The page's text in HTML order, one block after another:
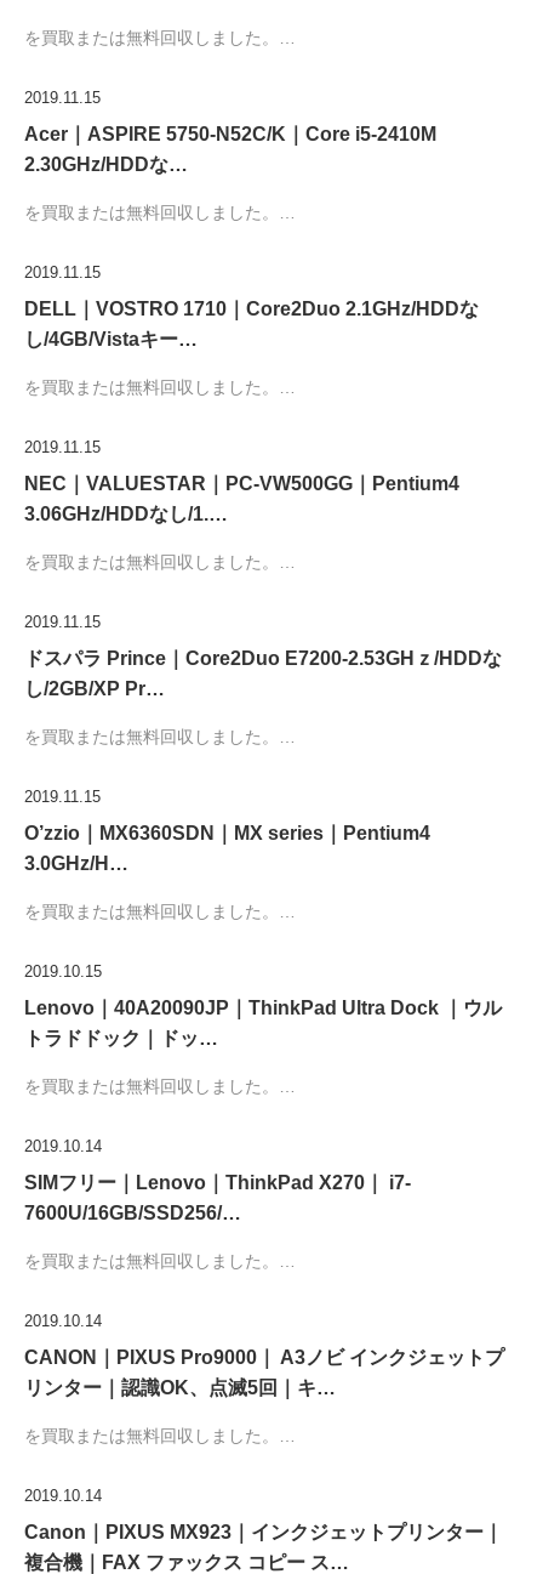
を買取または無料回収しました。…
2019.11.15
Acer｜ASPIRE 5750-N52C/K｜Core i5-2410M
2.30GHz/HDDな…
を買取または無料回収しました。…
2019.11.15
DELL｜VOSTRO 1710｜Core2Duo 2.1GHz/HDDな
し/4GB/Vistaキー…
を買取または無料回収しました。…
2019.11.15
NEC｜VALUESTAR｜PC-VW500GG｜Pentium4
3.06GHz/HDDなし/1.…
を買取または無料回収しました。…
2019.11.15
ドスパラ Prince｜Core2Duo E7200-2.53GHｚ/HDDな
し/2GB/XP Pr…
を買取または無料回収しました。…
2019.11.15
O’zzio｜MX6360SDN｜MX series｜Pentium4
3.0GHz/H…
を買取または無料回収しました。…
2019.10.15
Lenovo｜40A20090JP｜ThinkPad Ultra Dock ｜ウル
トラドドック｜ドッ…
を買取または無料回収しました。…
2019.10.14
SIMフリー｜Lenovo｜ThinkPad X270｜ i7-
7600U/16GB/SSD256/…
を買取または無料回収しました。…
2019.10.14
CANON｜PIXUS Pro9000｜ A3ノビ インクジェットプ
リンター｜認識OK、点滅5回｜キ…
を買取または無料回収しました。…
2019.10.14
Canon｜PIXUS MX923｜インクジェットプリンター｜
複合機｜FAX ファックス コピー ス…